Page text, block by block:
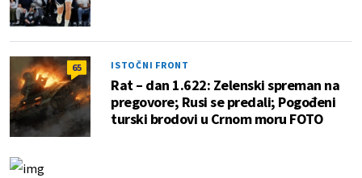
65 ISTOČNI FRONT
Rat – dan 1.622: Zelenski spreman na
pregovore; Rusi se predali; Pogođeni
turski brodovi u Crnom moru FOTO